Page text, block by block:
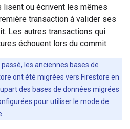
lisent ou écrivent les mêmes
transaction à valider ses
Les autres transactions qui
échouent lors du commit.
passé, les anciennes bases de
ont été migrées vers Firestore en
des bases de données migrées
pour utiliser le mode de